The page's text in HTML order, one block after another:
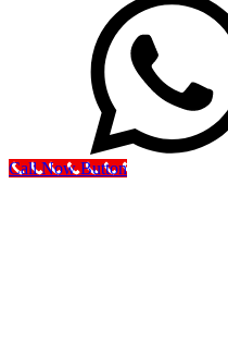
Call Now Button